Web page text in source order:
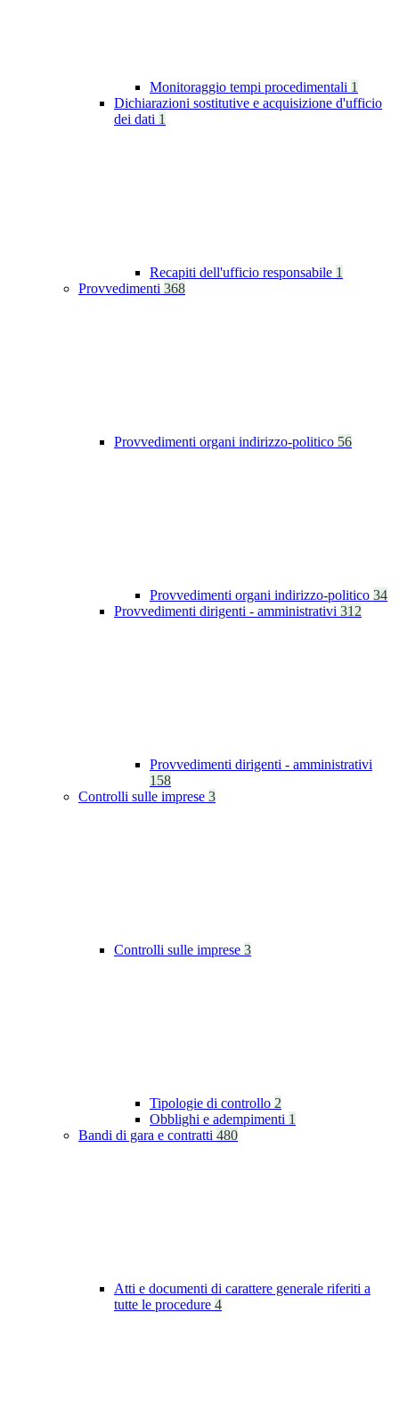
Monitoraggio tempi procedimentali 1
Dichiarazioni sostitutive e acquisizione d'ufficio
dei dati 1
Recapiti dell'ufficio responsabile 1
Provvedimenti 368
Provvedimenti organi indirizzo-politico 56
Provvedimenti organi indirizzo-politico 34
Provvedimenti dirigenti - amministrativi 312
Provvedimenti dirigenti - amministrativi
158
Controlli sulle imprese 3
Controlli sulle imprese 3
Tipologie di controllo 2
Obblighi e adempimenti 1
Bandi di gara e contratti 480
Atti e documenti di carattere generale riferiti a
tutte le procedure 4